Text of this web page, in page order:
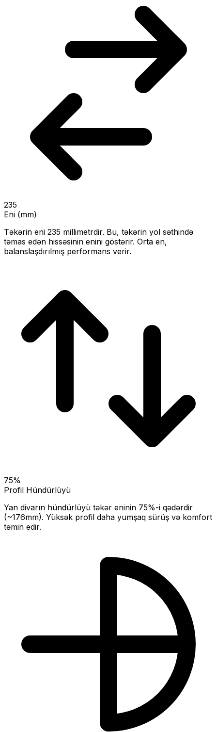
235
Eni (mm)
Təkərin eni 235 millimetrdir. Bu, təkərin yol səthində
təmas edən hissəsinin enini göstərir. Orta en,
balanslaşdırılmış performans verir.
75%
Profil Hündürlüyü
Yan divarın hündürlüyü təkər eninin 75%-i qədərdir
(~176mm). Yüksək profil daha yumşaq sürüş və komfort
təmin edir.